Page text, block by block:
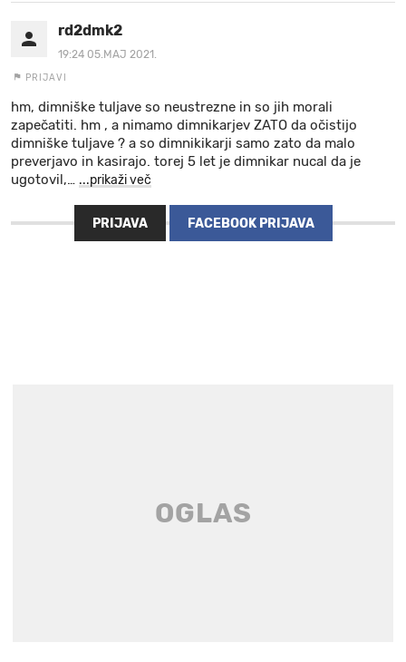
rd2dmk2
19:24 05.MAJ 2021.
PRIJAVI
hm, dimniške tuljave so neustrezne in so jih morali
zapečatiti. hm , a nimamo dimnikarjev ZATO da očistijo
dimniške tuljave ? a so dimnikikarji samo zato da malo
preverjavo in kasirajo. torej 5 let je dimnikar nucal da je
ugotovil,… ...prikaži več
PRIJAVA FACEBOOK PRIJAVA